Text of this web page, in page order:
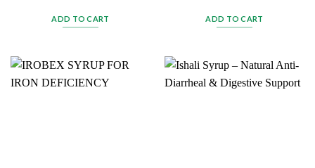
ADD TO CART ADD TO CART